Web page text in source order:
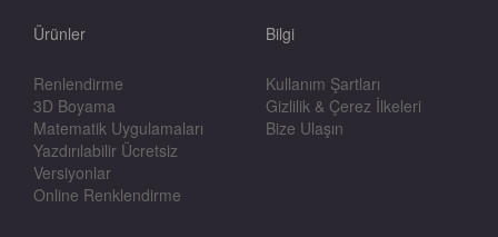
Ürünler
Renlendirme
3D Boyama
Matematik Uygulamaları
Yazdırılabilir Ücretsiz
Versiyonlar
Online Renklendirme
Bilgi
Kullanım Şartları
Gizlilik & Çerez İlkeleri
Bize Ulaşın